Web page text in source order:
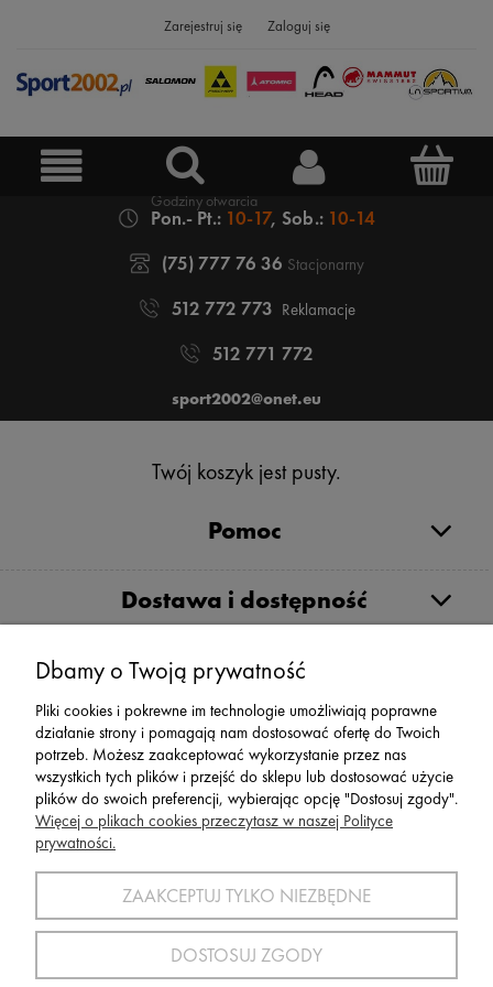
Zarejestruj się Zaloguj się
Pon.- Pt.: 10-17, Sob.: 10-14
(75) 777 76 36 Stacjonarny
512 772 773 Reklamacje
512 771 772
sport2002@onet.eu
Twój koszyk jest pusty.
Pomoc
Dostawa i dostępność
Moje konto
Serwis
Zwroty,Reklamacje Wymiany
SPORT 2002 ||ul. Flisaków 10, 58-500 Jelenia Góra woj.
dolnośląskie, NIP: 611-24-66-379 || E-
mail:sport2002@onet.eutel:(75) 777 76 36
Dbamy o Twoją prywatność
Pliki cookies i pokrewne im technologie umożliwiają poprawne
działanie strony i pomagają nam dostosować ofertę do Twoich
potrzeb. Możesz zaakceptować wykorzystanie przez nas
wszystkich tych plików i przejść do sklepu lub dostosować użycie
plików do swoich preferencji, wybierając opcję "Dostosuj zgody".
Więcej o plikach cookies przeczytasz w naszej Polityce
prywatności.
ZAAKCEPTUJ TYLKO NIEZBĘDNE
DOSTOSUJ ZGODY